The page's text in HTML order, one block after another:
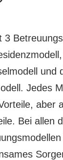
3
und
Jedes
aber
Bei allen